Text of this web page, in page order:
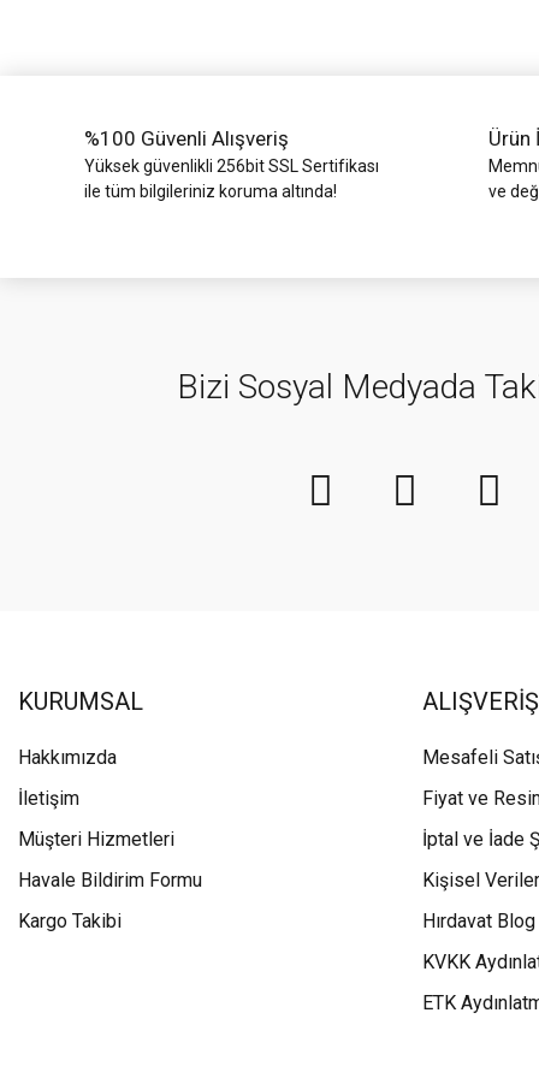
%100 Güvenli Alışveriş
Yüksek güvenlikli 256bit SSL Sertifikası
ile tüm bilgileriniz koruma altında!
Ürün
ve
Bizi Sosyal Medyada
KURUMSAL
Hakkımızda
İletişim
Müşteri Hizmetleri
Havale Bildirim Formu
Kargo Takibi
ALIŞVERİŞ
Mesafeli
Fiyat ve
İptal ve İade
Kişisel
Hırdavat Blog
KVKK
ETK